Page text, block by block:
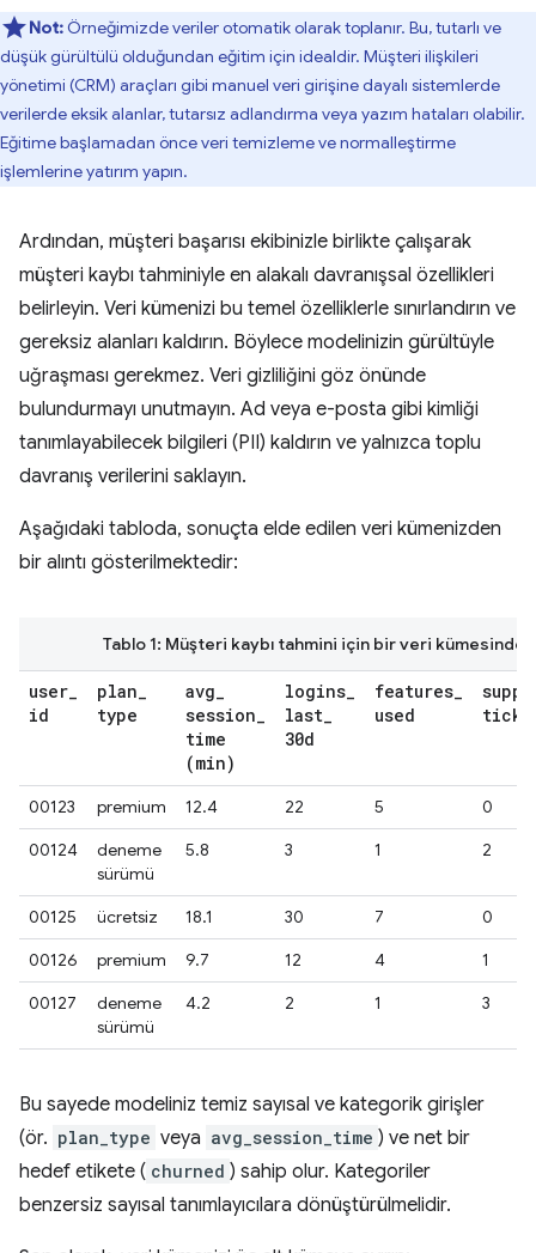
Not: Örneğimizde veriler otomatik olarak toplanır. Bu, tutarlı ve
düşük gürültülü olduğundan eğitim için idealdir. Müşteri ilişkileri
yönetimi (CRM) araçları gibi manuel veri girişine dayalı sistemlerde
verilerde eksik alanlar, tutarsız adlandırma veya yazım hataları olabilir.
Eğitime başlamadan önce veri temizleme ve normalleştirme
işlemlerine yatırım yapın.
Ardından, müşteri başarısı ekibinizle birlikte çalışarak
müşteri kaybı tahminiyle en alakalı davranışsal özellikleri
belirleyin. Veri kümenizi bu temel özelliklerle sınırlandırın ve
gereksiz alanları kaldırın. Böylece modelinizin gürültüyle
uğraşması gerekmez. Veri gizliliğini göz önünde
bulundurmayı unutmayın. Ad veya e-posta gibi kimliği
tanımlayabilecek bilgileri (PII) kaldırın ve yalnızca toplu
davranış verilerini saklayın.
Aşağıdaki tabloda, sonuçta elde edilen veri kümenizden
bir alıntı gösterilmektedir:
user_
id
plan_
type
avg_
session_
time
(min)
logins_
last_
30d
features_
used
00123 premium 12.4 22 5
0
00124
deneme
sürümü
5.8 3 1 2
00125 ücretsiz 18.1 30 7
0
00126
premium 9.7 12 4
1
00127
deneme
sürümü
4.2 2 1 3
Tablo 1: Müşteri kaybı tahmini için bir veri kümesinden
Bu sayede modeliniz temiz sayısal ve kategorik girişler
(ör. plan_type veya avg_session_time ) ve net bir
hedef etikete ( churned ) sahip olur. Kategoriler
benzersiz sayısal tanımlayıcılara dönüştürülmelidir.